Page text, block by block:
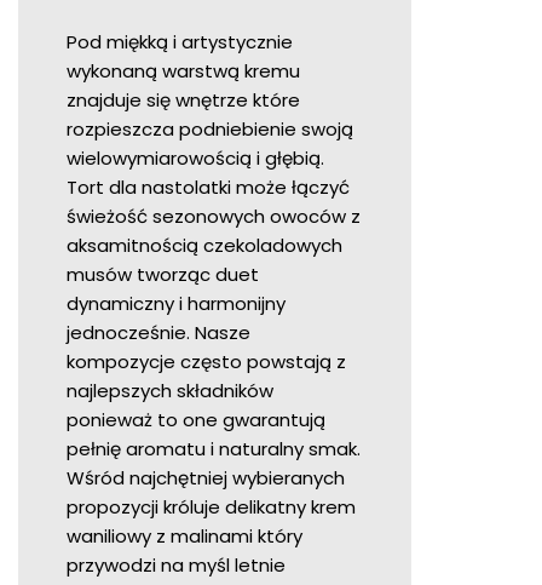
Pod miękką i artystycznie
wykonaną warstwą kremu
znajduje się wnętrze które
rozpieszcza podniebienie swoją
wielowymiarowością i głębią.
Tort dla nastolatki może łączyć
świeżość sezonowych owoców z
aksamitnością czekoladowych
musów tworząc duet
dynamiczny i harmonijny
jednocześnie. Nasze
kompozycje często powstają z
najlepszych składników
ponieważ to one gwarantują
pełnię aromatu i naturalny smak.
Wśród najchętniej wybieranych
propozycji króluje delikatny krem
waniliowy z malinami który
przywodzi na myśl letnie